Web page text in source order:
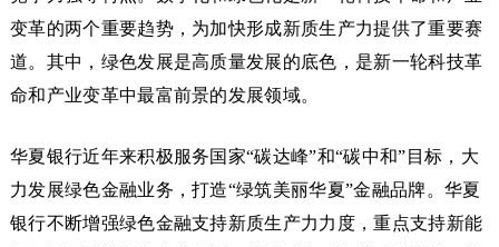
变革的两个重要趋势，为加快形成新质生产力提供了重要赛
道。其中，绿色发展是高质量发展的底色，是新一轮科技革
命和产业变革中最富前景的发展领域。
华夏银行近年来积极服务国家“碳达峰”和“碳中和”目标，大
力发展绿色金融业务，打造“绿筑美丽华夏”金融品牌。华夏
银行不断增强绿色金融支持新质生产力力度，重点支持新能